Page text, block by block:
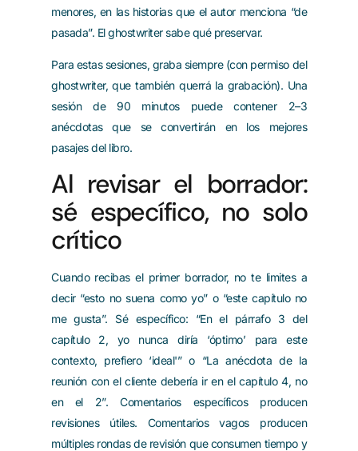
menores, en las historias que el autor menciona “de
pasada”. El ghostwriter sabe qué preservar.
Para estas sesiones, graba siempre (con permiso del
ghostwriter, que también querrá la grabación). Una
sesión de 90 minutos puede contener 2–3
anécdotas que se convertirán en los mejores
pasajes del libro.
Al revisar el borrador:
sé específico, no solo
crítico
Cuando recibas el primer borrador, no te limites a
decir “esto no suena como yo” o “este capítulo no
me gusta”. Sé específico: “En el párrafo 3 del
capítulo 2, yo nunca diría ‘óptimo’ para este
contexto, prefiero ‘ideal'” o “La anécdota de la
reunión con el cliente debería ir en el capítulo 4, no
en el 2”. Comentarios específicos producen
revisiones útiles. Comentarios vagos producen
múltiples rondas de revisión que consumen tiempo y